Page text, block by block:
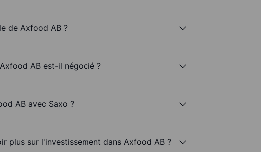
de Axfood AB ?
AB est-il négocié ?
AB avec Saxo ?
plus sur l'investissement dans Axfood AB ?